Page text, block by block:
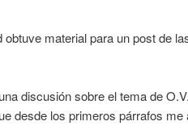
obtuve material para un post de
discusión sobre el tema de
desde los primeros párrafos me